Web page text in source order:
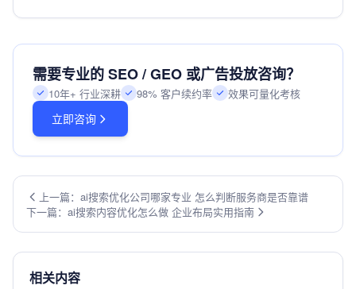
需要专业的 SEO / GEO 或广告投放咨询？
10年+ 行业深耕 98% 客户续约率 效果可量化考核
立即咨询
上一篇：ai搜索优化公司哪家专业 怎么判断服务商是否靠谱
下一篇：ai搜索内容优化怎么做 企业布局实用指南
相关内容